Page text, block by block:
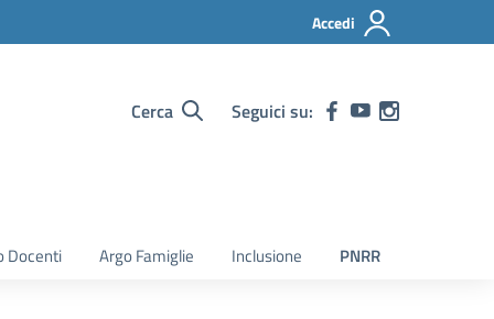
Accedi
Cerca Seguici su:
Docenti Argo Famiglie Inclusione PNRR